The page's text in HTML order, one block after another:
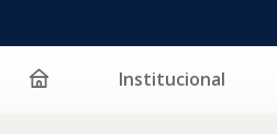
Institucional